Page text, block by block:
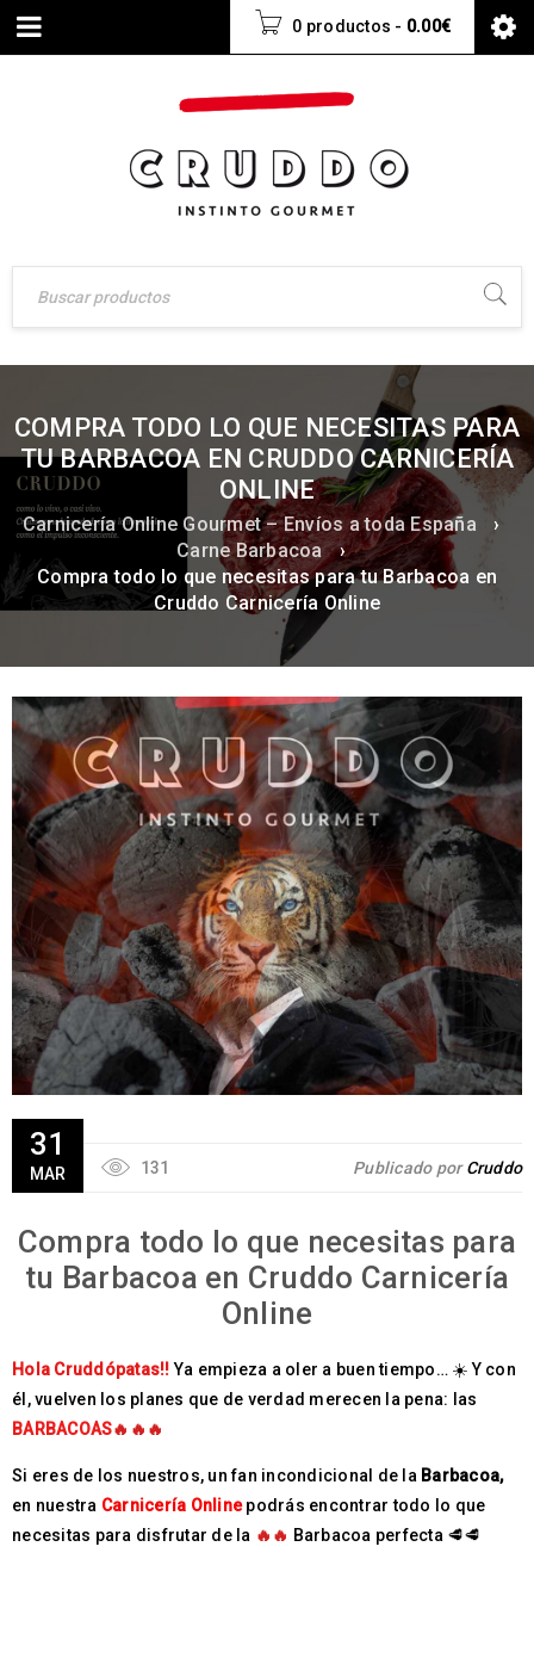
0 productos - 0.00€
COMPRA TODO LO QUE NECESITAS PARA
TU BARBACOA EN CRUDDO CARNICERÍA
ONLINE
Carnicería Online Gourmet – Envíos a toda España
›
Carne Barbacoa
›
Compra todo lo que necesitas para tu Barbacoa en
Cruddo Carnicería Online
31
MAR 131 Publicado porCruddo
Compra todo lo que necesitas para
tu Barbacoa en Cruddo Carnicería
Online
Hola Cruddópatas!!Ya empieza a oler a buen tiempo… ☀️Y con
él, vuelven los planes que de verdad merecen la pena: las
BARBACOAS🔥🔥🔥
Si eres de los nuestros, un fan incondicional de la Barbacoa,
en nuestra Carnicería Online podrás encontrar todo lo que
necesitas para disfrutar de la 🔥🔥 Barbacoa perfecta 🥩🥩